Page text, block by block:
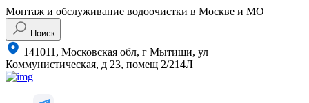
Монтаж и обслуживание водоочистки в Москве и МО
Поиск
141011, Московская обл, г Мытищи, ул
Коммунистическая, д 23, помещ 2/214Л